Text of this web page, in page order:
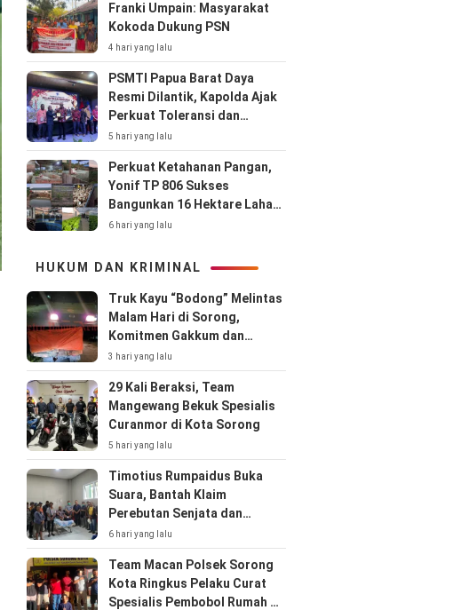
Franki Umpain: Masyarakat
Kokoda Dukung PSN
4 hari yang lalu
PSMTI Papua Barat Daya
Resmi Dilantik, Kapolda Ajak
Perkuat Toleransi dan
Kolaborasi
5 hari yang lalu
Perkuat Ketahanan Pangan,
Yonif TP 806 Sukses
Bangunkan 16 Hektare Lahan
Terbengkalai
6 hari yang lalu
HUKUM DAN KRIMINAL
Truk Kayu “Bodong” Melintas
Malam Hari di Sorong,
Komitmen Gakkum dan
Kepolisian Dipertanyakan
3 hari yang lalu
29 Kali Beraksi, Team
Mangewang Bekuk Spesialis
Curanmor di Kota Sorong
5 hari yang lalu
Timotius Rumpaidus Buka
Suara, Bantah Klaim
Perebutan Senjata dan
Singgung Hubungan Kodaeral
XIV–CV Prima Papua
6 hari yang lalu
Team Macan Polsek Sorong
Kota Ringkus Pelaku Curat
Spesialis Pembobol Rumah di